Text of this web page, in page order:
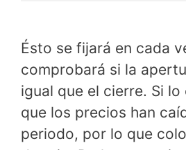
Ésto se fijará en cada
comprobará si la
igual que el cierre. Si
que los precios han
periodo, por lo que